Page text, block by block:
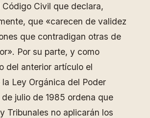
Código Civil que declara,
que «carecen de validez
que contradigan otras de
Por su parte, y como
del anterior artículo el
Ley Orgánica del Poder
julio de 1985 ordena que
Tribunales no aplicarán los